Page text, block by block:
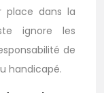
place dans la
ignore les
de
handicapé.